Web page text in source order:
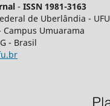
- ISSN 1981-3163
de Uberlândia - UFU
Campus Umuarama
- Brasil